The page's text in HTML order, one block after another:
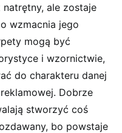
ale zostaje
wzmacnia jego
mogą być
i wzornictwie,
do charakteru danej
Dobrze
stworzyć coś
bo powstaje